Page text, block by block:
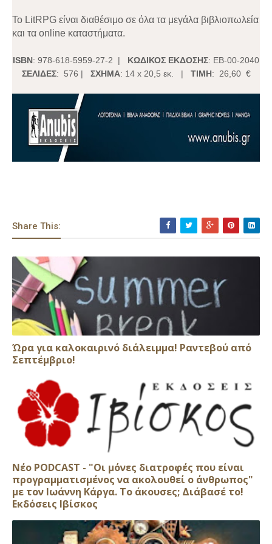
Το LitRPG είναι διαθέσιμο σε όλα τα μεγάλα βιβλιοπωλεία
και τα online καταστήματα.
ISBN: 978-618-5959-27-2 | ΚΩΔΙΚΟΣ ΕΚΔΟΣΗΣ: ΕΒ-00-2040
ΣΕΛΙΔΕΣ: 576 | ΣΧΗΜΑ: 14 x 20,5 εκ. | ΤΙΜΗ: 26,60 €
Share This:
Ώρα για καλοκαιρινό διάλειμμα! Ραντεβού από
Σεπτέμβριο!
Νέο PODCAST - "Οι μόνες διατροφές που είναι
προγραμματισμένος να ακολουθεί ο άνθρωπος"
με τον Ιωάννη Κάργα. Το άκουσες; Διάβασέ το!
Εκδόσεις Ιβίσκος